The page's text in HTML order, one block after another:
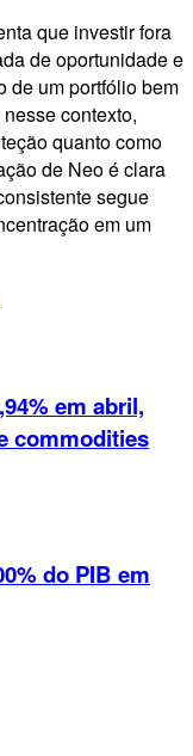
que investir fora
de oportunidade e
de um portfólio bem
contexto,
quanto como
de Neo é clara
segue
em um
em abril,
commodities
do PIB em